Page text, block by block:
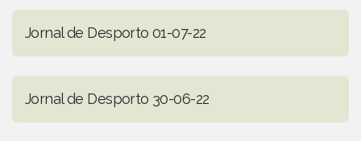
Jornal de Desporto 01-07-22
Jornal de Desporto 30-06-22